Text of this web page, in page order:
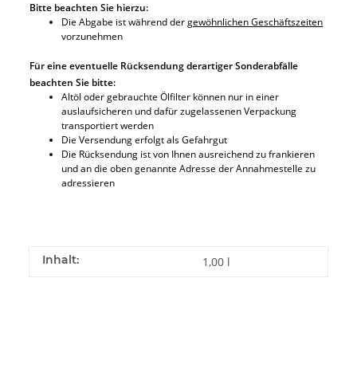
Bitte beachten Sie hierzu:
Die Abgabe ist während dergewöhnlichen Geschäftszeiten
vorzunehmen
Für eine eventuelle Rücksendung derartiger Sonderabfälle
beachten Sie bitte:
Altöl oder gebrauchte Ölfilter können nur in einer
auslaufsicheren und dafür zugelassenen Verpackung
transportiert werden
Die Versendung erfolgt als Gefahrgut
Die Rücksendung ist von Ihnen ausreichend zu frankieren
und an die oben genannte Adresse der Annahmestelle zu
adressieren
Inhalt: 1,00 l